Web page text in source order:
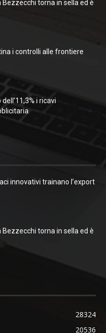
Bezzecchi torna in sella ed è
i controlli alle frontiere
i ricavi
innovativi trainano l’export
Bezzecchi torna in sella ed è
28324
20536